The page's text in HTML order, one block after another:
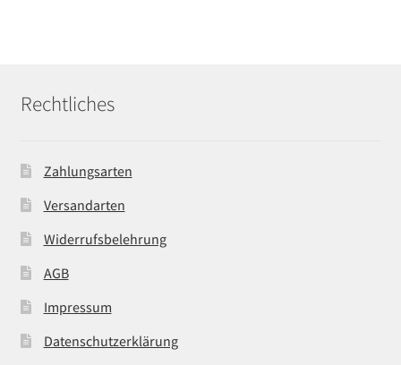
Rechtliches
Zahlungsarten
Versandarten
Widerrufsbelehrung
AGB
Impressum
Datenschutzerklärung